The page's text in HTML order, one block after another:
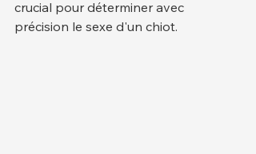
crucial pour déterminer avec
précision le sexe d'un chiot.